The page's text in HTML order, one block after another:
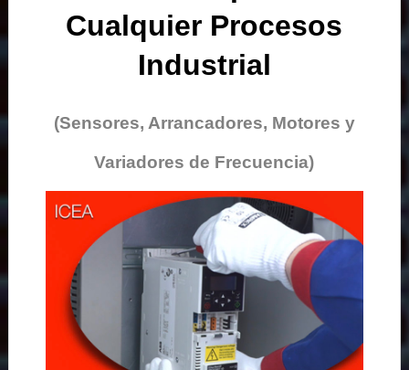
Cualquier Procesos
Industrial
(Sensores, Arrancadores, Motores y
Variadores de Frecuencia)